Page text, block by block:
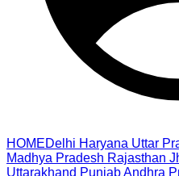
HOMEDelhi Haryana Uttar
Madhya Pradesh Rajasthan
Uttarakhand PunjabAndhra